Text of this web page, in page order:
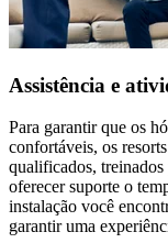
Assistência e
Para garantir que os
confortáveis, os
qualificados, treinados
oferecer suporte o
instalação você
garantir uma